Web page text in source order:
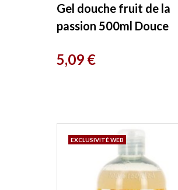
Gel douche fruit de la
passion 500ml Douce
Prix
5,09 €
EXCLUSIVITÉ WEB